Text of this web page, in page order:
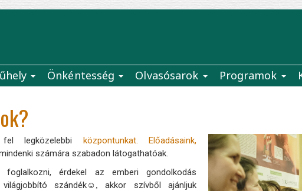
Önkéntesség Olvasósarok Programok
legközelebbi központunkat.
Előadásaink,
számára szabadon látogathatóak.
érdekel az emberi gondolkodás
szándék☺,
akkor szívből ajánljuk